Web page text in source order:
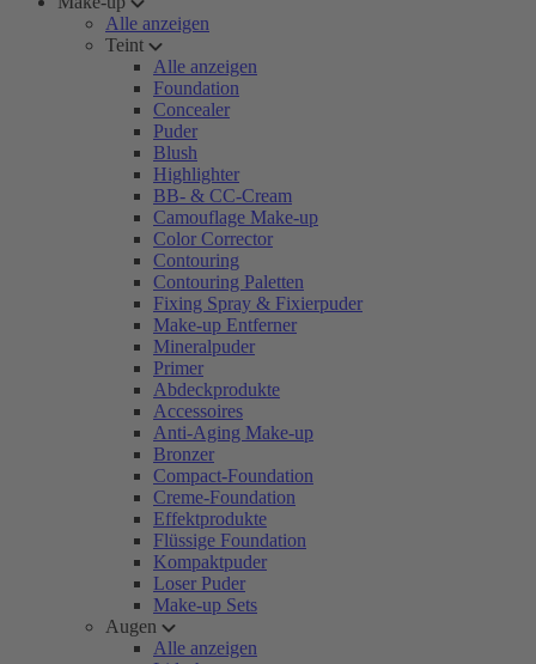
Alle anzeigen
Teint
Alle anzeigen
Foundation
Concealer
Puder
Blush
Highlighter
BB- & CC-Cream
Camouflage Make-up
Color Corrector
Contouring
Contouring Paletten
Fixing Spray & Fixierpuder
Make-up Entferner
Mineralpuder
Primer
Abdeckprodukte
Accessoires
Anti-Aging Make-up
Bronzer
Compact-Foundation
Creme-Foundation
Effektprodukte
Flüssige Foundation
Kompaktpuder
Loser Puder
Make-up Sets
Augen
Alle anzeigen